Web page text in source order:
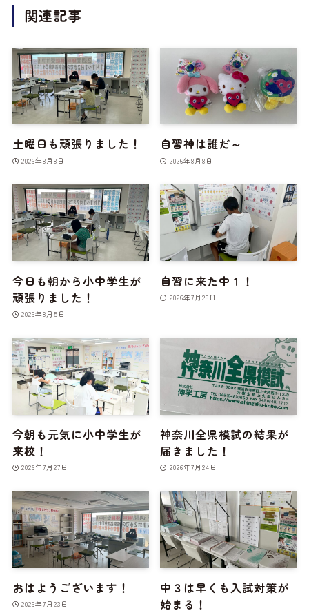
関連記事
土曜日も頑張りました！
2026年8月8日
自習神は誰だ～
2026年8月8日
今日も朝から小中学生が
頑張りました！
2026年8月5日
自習に来た中１！
2026年7月28日
今朝も元気に小中学生が
来校！
2026年7月27日
神奈川全県模試の結果が
届きました！
2026年7月24日
おはようございます！
2026年7月23日
中３は早くも入試対策が
始まる！